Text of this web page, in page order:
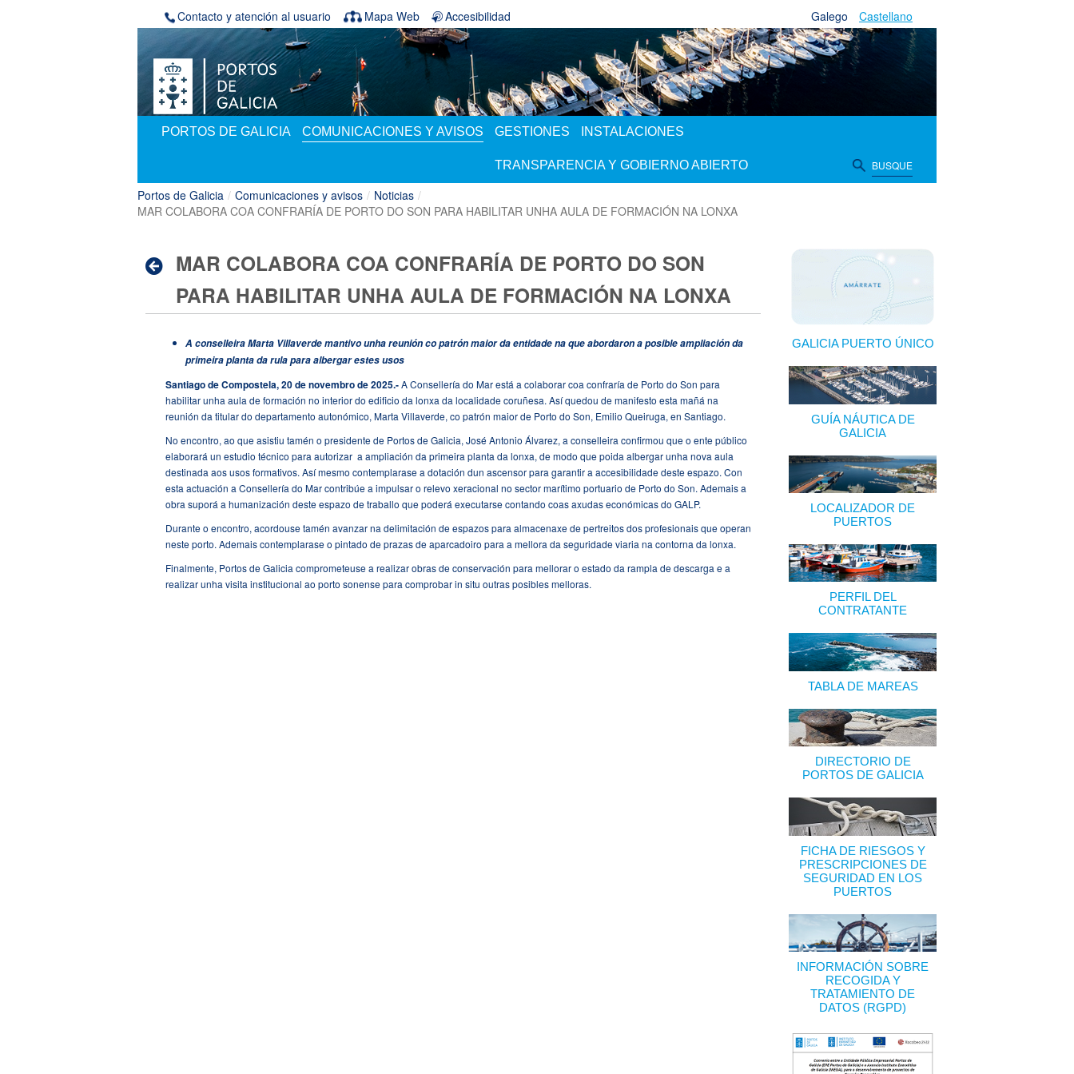
Contacto y atención al usuario Mapa Web Accesibilidad Galego Castellano
PORTOS DE GALICIA COMUNICACIONES Y AVISOS GESTIONES INSTALACIONES
TRANSPARENCIA Y GOBIERNO ABIERTO BUSQUE
Portos de Galicia / Comunicaciones y avisos / Noticias /
MAR COLABORA COA CONFRARÍA DE PORTO DO SON PARA HABILITAR UNHA AULA DE FORMACIÓN NA LONXA
GALICIA PUERTO ÚNICO
GUÍA NÁUTICA DE
GALICIA
LOCALIZADOR DE
PUERTOS
PERFIL DEL
CONTRATANTE
TABLA DE MAREAS
DIRECTORIO DE
PORTOS DE GALICIA
FICHA DE RIESGOS Y
PRESCRIPCIONES DE
SEGURIDAD EN LOS
PUERTOS
INFORMACIÓN SOBRE
RECOGIDA Y
TRATAMIENTO DE
DATOS (RGPD)
MAR COLABORA COA CONFRARÍA DE PORTO DO SON
PARA HABILITAR UNHA AULA DE FORMACIÓN NA LONXA
A conselleira Marta Villaverde mantivo unha reunión co patrón maior da entidade na que abordaron a posible ampliación da
primeira planta da rula para albergar estes usos
Santiago deCompostela,20 de novembro de 2025.-A Consellería do Mar está a colaborar coa confraría de Porto do Son para
habilitar unha aula de formación no interior do edificio da lonxa da localidade coruñesa. Así quedou de manifesto esta mañá na
reunión da titular do departamento autonómico, Marta Villaverde, co patrón maior de Porto do Son, Emilio Queiruga, en Santiago.
No encontro, ao que asistiu tamén o presidente de Portos de Galicia, José Antonio Álvarez, a conselleira confirmou que o ente público
elaborará un estudio técnico para autorizar a ampliación da primeira planta da lonxa, de modo que poida albergar unha nova aula
destinada aos usos formativos. Así mesmo contemplarase a dotación dun ascensor para garantir a accesibilidade deste espazo. Con
esta actuación a Consellería do Mar contribúe a impulsar o relevo xeracional no sector marítimo portuario de Porto do Son. Ademais a
obra suporá a humanización deste espazo de traballo que poderá executarse contando coas axudas económicas do GALP.
Durante o encontro, acordouse tamén avanzar na delimitación de espazos para almacenaxe de pertreitos dos profesionais que operan
neste porto. Ademais contemplarase o pintado de prazas de aparcadoiro para a mellora da seguridade viaria na contorna da lonxa.
Finalmente, Portos de Galicia comprometeuse a realizar obras de conservación para mellorar o estado da rampla de descarga e a
realizar unha visita institucional ao porto sonense para comprobar in situ outras posibles melloras.